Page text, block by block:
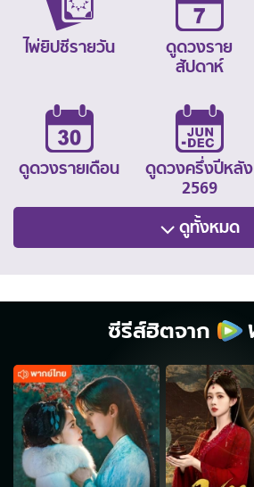
ไพ่ยิปซีรายวัน
ดูดวงราย
สัปดาห์
ดูดวงรายเดือน
ดูดวงครึ่งปีหลัง
2569
ดูทั้งหมด
ซีรีส์ฮิตจาก